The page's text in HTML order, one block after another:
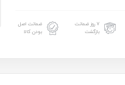
۷ روز ضمانت
بازگشت
ضمانت اصل
بودن کالا